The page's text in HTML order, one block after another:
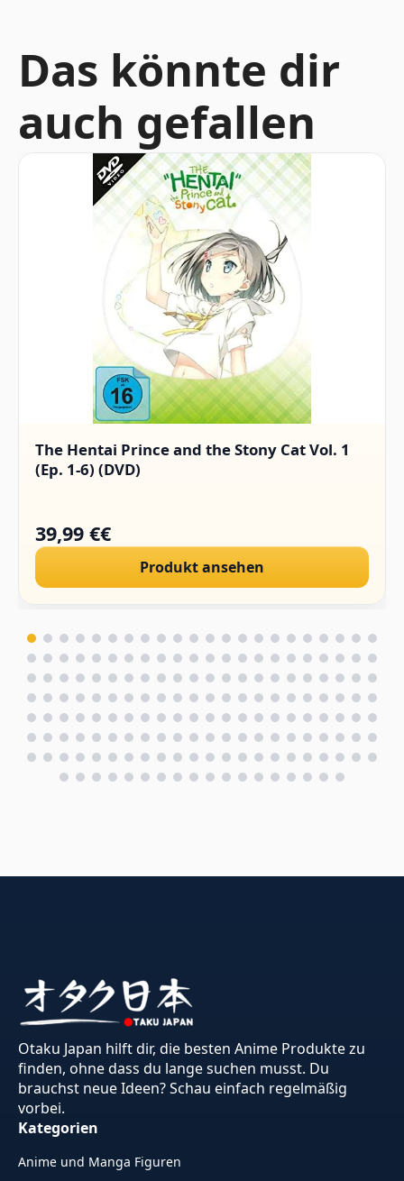
Das könnte dir
auch gefallen
The Hentai Prince and the Stony Cat Vol. 1
(Ep. 1-6) (DVD)
39,99 €€
Produkt ansehen
Otaku Japan hilft dir, die besten Anime Produkte zu
finden, ohne dass du lange suchen musst. Du
brauchst neue Ideen? Schau einfach regelmäßig
vorbei.
Kategorien
Anime und Manga Figuren